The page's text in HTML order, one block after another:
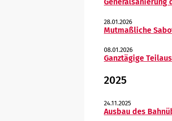
Generalsanierung
28.01.2026
Mutmaßliche
08.01.2026
Ganztägige
2025
24.11.2025
Ausbau des